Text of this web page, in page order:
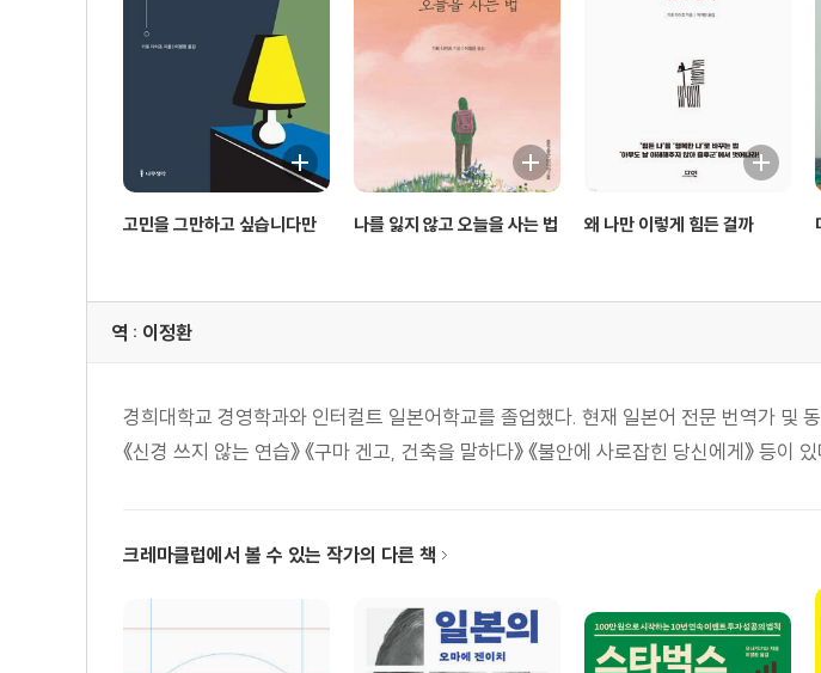
사람들에게 잘 보이고 싶은 욕구
의식과 무의식의 모순
인간관계에서는 거리감이 중요하다
진정한 친구인가, 환상 속의 친구인가
마음이 약하기 때문에 무장한다
있는 그대로의 자신을 인정하면 평온이 찾아온다
4장 평범한 행복을 지탱하는 마음의 품격
현실을 인식하면 길이 열린다
가지고 있지 않은 것에 얽매이는 이유
작은 것에 만족 못 하면 큰 것에도 만족 못 한다
고민을 그만하고 싶습니다만 나를 잃지 않고 오늘을 사는 법 왜 나만 이렇게 힘든 걸까
역 : 이정환
경희대학교 경영학과와 인터컬트 일본어학교를 졸업했다. 현재 일본어 전문 번역가 및
《신경 쓰지 않는 연습》 《구마 겐고, 건축을 말하다》 《불안에 사로잡힌 당신에게》 등이 있
크레마클럽에서 볼 수 있는 작가의 다른 책